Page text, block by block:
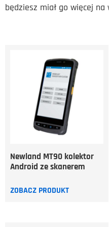
będziesz miał go więcej
Newland MT90 kolektor
Android ze skanerem
ZOBACZ PRODUKT